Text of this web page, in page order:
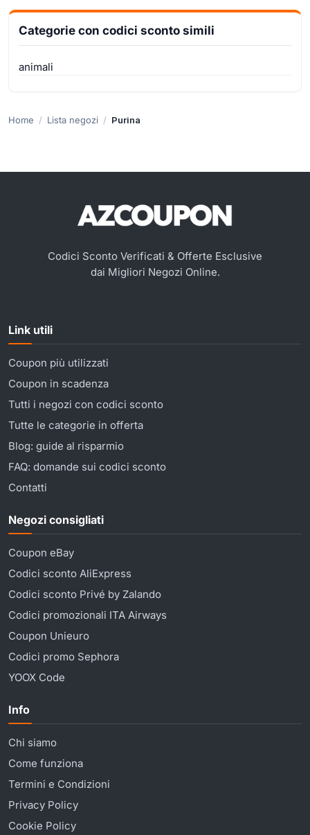
Categorie con codici sconto simili
animali
Home Lista negozi Purina
Codici Sconto Verificati & Offerte Esclusive
dai Migliori Negozi Online.
Link utili
Coupon più utilizzati
Coupon in scadenza
Tutti i negozi con codici sconto
Tutte le categorie in offerta
Blog: guide al risparmio
FAQ: domande sui codici sconto
Contatti
Negozi consigliati
Coupon eBay
Codici sconto AliExpress
Codici sconto Privé by Zalando
Codici promozionali ITA Airways
Coupon Unieuro
Codici promo Sephora
YOOX Code
Info
Chi siamo
Come funziona
Termini e Condizioni
Privacy Policy
Cookie Policy